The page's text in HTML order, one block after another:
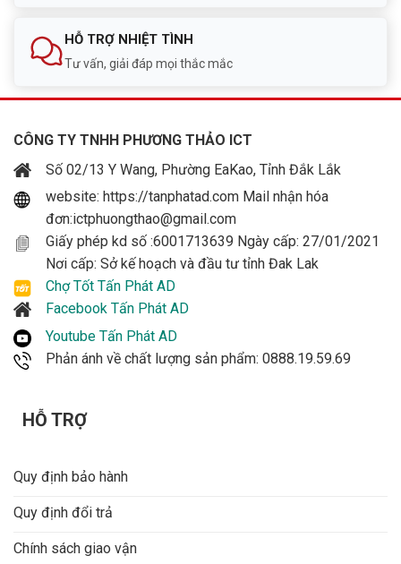
Kho hàng.
Ghi hình tiết kiệm với công nghệ AOR
AOR là chế độ ghi hình thông minh giúp tiết kiệm dung
lượng lưu trữ.
Camera chỉ sử dụng băng thông và dung lượng khi
thực sự cần thiết, nhờ đó:
Giảm chi phí thẻ nhớ.
Camera hỗ trợ khe cắm thẻ nhớ MicroSD tối đa
HỖ TRỢ NHIỆT TÌNH
Tư vấn, giải đáp mọi thắc mắc
CÔNG TY TNHH PHƯƠNG THẢO ICT
Số 02/13 Y Wang, Phường EaKao, Tỉnh Đắk Lắk
website: https://tanphatad.com Mail nhận hóa
đơn:ictphuongthao@gmail.com
Giấy phép kd số :6001713639 Ngày cấp: 27/01/2021
Nơi cấp: Sở kế hoạch và đầu tư tỉnh Đak Lak
Chợ Tốt Tấn Phát AD
Facebook Tấn Phát AD
Youtube Tấn Phát AD
Phản ánh về chất lượng sản phẩm: 0888.19.59.69
HỖ TRỢ
Quy định bảo hành
Quy định đổi trả
Chính sách giao vận